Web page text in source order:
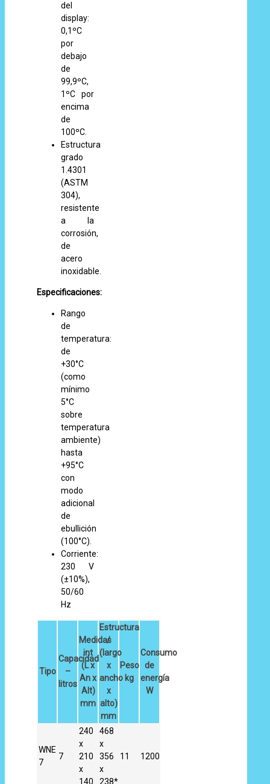
del
display:
0,1ºC
por
debajo
de
99,9ºC,
1ºC por
encima
de
100ºC.
Estructura
grado
1.4301
(ASTM
304),
resistente
a la
corrosión,
de
acero
inoxidable.
Especificaciones:
Rango
de
temperatura:
de
+30°C
(como
mínimo
5°C
sobre
temperatura
ambiente)
hasta
+95°C
con
modo
adicional
de
ebullición
(100°C).
Corriente:
230 V
(±10%),
50/60
Hz
Tipo
Capacidad
–
litros
Medidas
int
(L x
An x
Alt)
mm
Estructura
/
(largo
x
ancho
x
alto)
mm
Peso
kg
Consumo
de
energía
W
WNE
7
7
240
x
210
x
140
468
x
356
x
238*
11 1200